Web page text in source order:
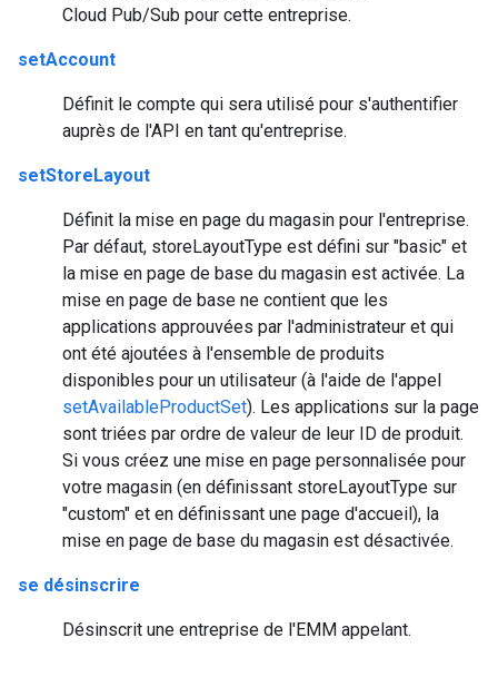
Cloud Pub/Sub pour cette entreprise.
setAccount
Définit le compte qui sera utilisé pour s'authentifier
auprès de l'API en tant qu'entreprise.
setStoreLayout
Définit la mise en page du magasin pour l'entreprise.
Par défaut, storeLayoutType est défini sur "basic" et
la mise en page de base du magasin est activée. La
mise en page de base ne contient que les
applications approuvées par l'administrateur et qui
ont été ajoutées à l'ensemble de produits
disponibles pour un utilisateur (à l'aide de l'appel
setAvailableProductSet). Les applications sur la page
sont triées par ordre de valeur de leur ID de produit.
Si vous créez une mise en page personnalisée pour
votre magasin (en définissant storeLayoutType sur
"custom" et en définissant une page d'accueil), la
mise en page de base du magasin est désactivée.
se désinscrire
Désinscrit une entreprise de l'EMM appelant.